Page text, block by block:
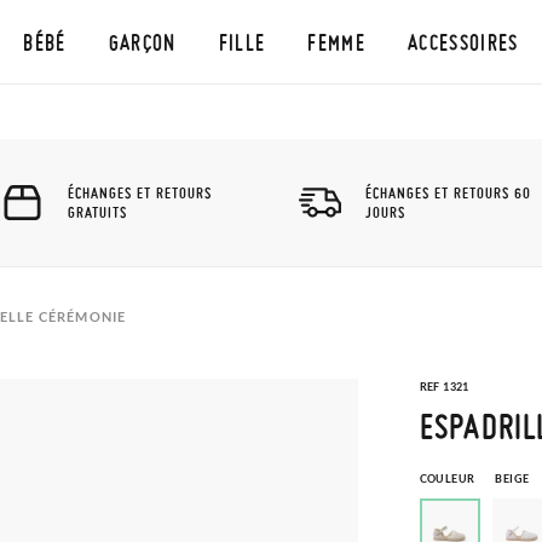
BÉBÉ GARÇON FILLE FEMME ACCESSOIRES
ÉCHANGES ET RETOURS
GRATUITS
ÉCHANGES ET RETOURS 60
JOURS
CÉRÉMONIE
REF 1321
COULEUR BEIGE